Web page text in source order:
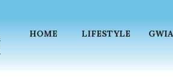
HOME LIFESTYLE